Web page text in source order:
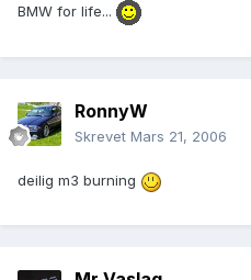
BMW for life...
RonnyW
Skrevet Mars 21, 2006
deilig m3 burning